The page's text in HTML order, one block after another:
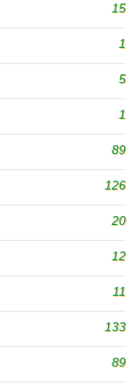
15
1
5
1
89
126
20
12
11
133
89